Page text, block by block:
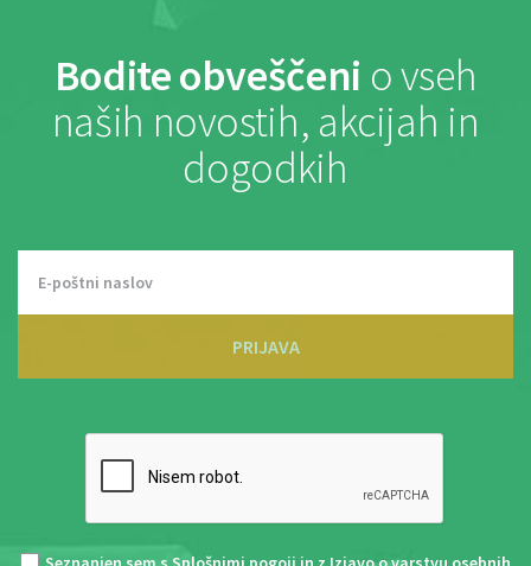
Bodite obveščeni o vseh
naših novostih, akcijah in
dogodkih
PRIJAVA